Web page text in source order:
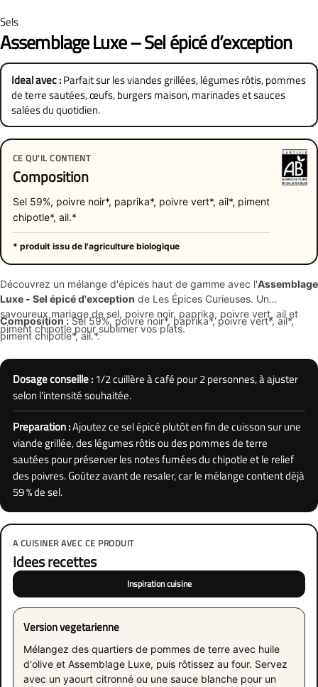
Sels
Assemblage Luxe – Sel épicé d’exception
Ideal avec :Parfait sur les viandes grillées, légumes rôtis, pommes
de terre sautées, œufs, burgers maison, marinades et sauces
salées du quotidien.
CE QU'IL CONTIENT
Composition
Sel 59%, poivre noir*, paprika*, poivre vert*, ail*, piment
chipotle*, ail.*
* produit issu de l'agriculture biologique
Découvrez un mélange d'épices haut de gamme avec l'Assemblage
Luxe - Sel épicé d'exception de Les Épices Curieuses. Un
savoureux mariage de sel, poivre noir, paprika, poivre vert, ail et
piment chipotle pour sublimer vos plats.
Composition :Sel 59%, poivre noir*, paprika*, poivre vert*, ail*,
piment chipotle*, ail.*.
Dosage conseille :1/2 cuillère à café pour 2 personnes, à ajuster
selon l'intensité souhaitée.
Preparation :Ajoutez ce sel épicé plutôt en fin de cuisson sur une
viande grillée, des légumes rôtis ou des pommes de terre
sautées pour préserver les notes fumées du chipotle et le relief
des poivres. Goûtez avant de resaler, car le mélange contient déjà
59 % de sel.
A CUISINER AVEC CE PRODUIT
Idees recettes
Inspiration cuisine
Version vegetarienne
Mélangez des quartiers de pommes de terre avec huile
d'olive et Assemblage Luxe, puis rôtissez au four. Servez
avec un yaourt citronné ou une sauce blanche pour un